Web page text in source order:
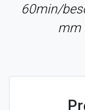
60min/
mm